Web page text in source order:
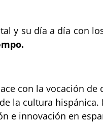
y su día a día con
con la vocación de
la cultura
e innovación en